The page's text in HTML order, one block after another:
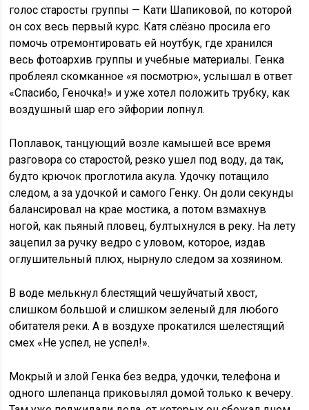
голос старосты группы — Кати Шапиковой, по которой
он сох весь первый курс. Катя слёзно просила его
помочь отремонтировать ей ноутбук, где хранился
весь фотоархив группы и учебные материалы. Генка
проблеял скомканное «я посмотрю», услышал в ответ
«Спасибо, Геночка!» и уже хотел положить трубку, как
воздушный шар его эйфории лопнул.
Поплавок, танцующий возле камышей все время
разговора со старостой, резко ушел под воду, да так,
будто крючок проглотила акула. Удочку потащило
следом, а за удочкой и самого Генку. Он доли секунды
балансировал на крае мостика, а потом взмахнув
ногой, как пьяный пловец, бултыхнулся в реку. На лету
зацепил за ручку ведро с уловом, которое, издав
оглушительный плюх, нырнуло следом за хозяином.
В воде мелькнул блестящий чешуйчатый хвост,
слишком большой и слишком зеленый для любого
обитателя реки. А в воздухе прокатился шелестящий
смех «Не успел, не успел!».
Мокрый и злой Генка без ведра, удочки, телефона и
одного шлепанца приковылял домой только к вечеру.